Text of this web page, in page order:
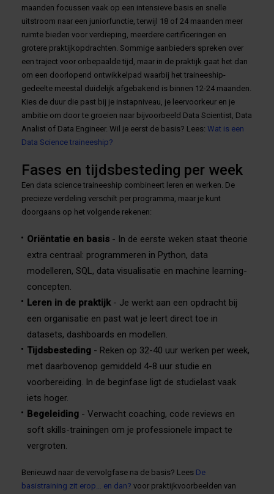
maanden focussen vaak op een intensieve basis en snelle
uitstroom naar een juniorfunctie, terwijl 18 of 24 maanden meer
ruimte bieden voor verdieping, meerdere certificeringen en
grotere praktijkopdrachten. Sommige aanbieders spreken over
een traject voor onbepaalde tijd, maar in de praktijk gaat het dan
om een doorlopend ontwikkelpad waarbij het traineeship-
gedeelte meestal duidelijk afgebakend is binnen 12-24 maanden.
Kies de duur die past bij je instapniveau, je leervoorkeur en je
ambitie om door te groeien naar bijvoorbeeld Data Scientist, Data
Analist of Data Engineer. Wil je eerst de basis? Lees: Wat is een
Data Science traineeship?
Fases en tijdsbesteding per week
Een data science traineeship combineert leren en werken. De
precieze verdeling verschilt per programma, maar je kunt
doorgaans op het volgende rekenen:
Oriëntatie en basis - In de eerste weken staat theorie
extra centraal: programmeren in Python, data
modelleren, SQL, data visualisatie en machine learning-
concepten.
Leren in de praktijk- Je werkt aan een opdracht bij
een organisatie en past wat je leert direct toe in
datasets, dashboards en modellen.
Tijdsbesteding - Reken op 32-40 uur werken per week,
met daarbovenop gemiddeld 4-8 uur studie en
voorbereiding. In de beginfase ligt de studielast vaak
iets hoger.
Begeleiding - Verwacht coaching, code reviews en
soft skills-trainingen om je professionele impact te
vergroten.
Benieuwd naar de vervolgfase na de basis? Lees De
basistraining zit erop… en dan? voor praktijkvoorbeelden van